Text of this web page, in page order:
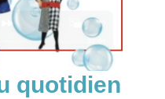
quotidien